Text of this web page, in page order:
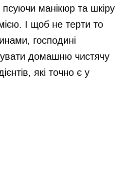
манікюр та шкіру
І щоб не терти то
господині
домашню чистячу
які точно є у